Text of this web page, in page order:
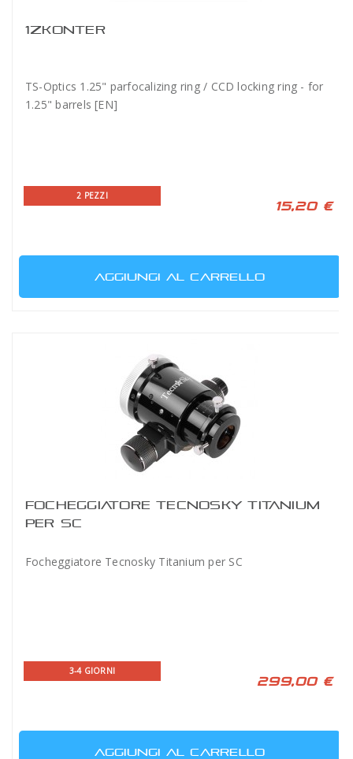
1ZKONTER
TS-Optics 1.25" parfocalizing ring / CCD locking ring - for
1.25" barrels [EN]
2 PEZZI
15,20 €
AGGIUNGI AL CARRELLO
FOCHEGGIATORE TECNOSKY TITANIUM
PER SC
Focheggiatore Tecnosky Titanium per SC
3-4 GIORNI
299,00 €
AGGIUNGI AL CARRELLO